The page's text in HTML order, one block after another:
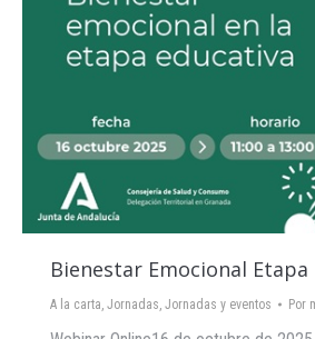
Bienestar Emocional Etapa
A la carta, Jornadas, Jornadas y eventos Por